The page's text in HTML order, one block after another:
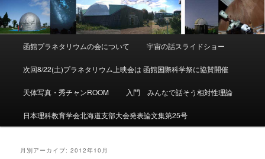
メ
イ
ン
コ
ン
サ
ブ
コ
ン
テ
函館プラネタリウムの会について 宇宙の話スライドショー
次回8/22(土)プラネタリウム上映会は 函館国際科学祭に協賛開催
天体写真・秀チャンROOM 入門 みんなで話そう相対性理論
日本理科教育学会北海道支部大会発表論文集第25号
月別アーカイブ:2012年10月